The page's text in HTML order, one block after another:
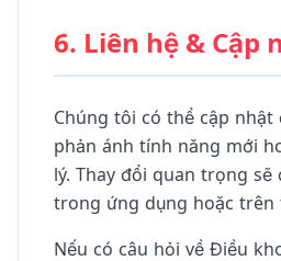
6. Liên hệ & Cập
Chúng tôi có thể cập nhật
phản ánh tính năng mới
lý. Thay đổi quan trọng sẽ
trong ứng dụng hoặc trên
Nếu có câu hỏi về Điều